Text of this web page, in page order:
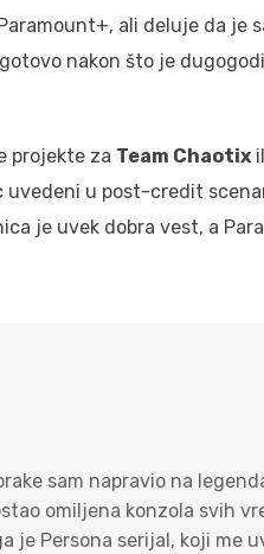
ali deluje da je
nakon što je
projekte za Team Chaotix
uvedeni u post-credit
je uvek dobra vest, a
sam napravio na
omiljena konzola svih
je Persona serijal, koji me